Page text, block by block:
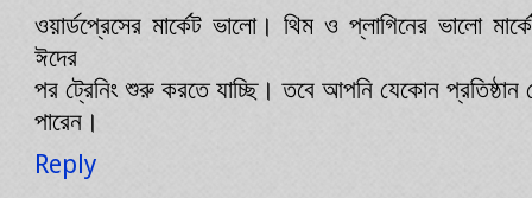
ওয়ার্ডপ্রেসের মার্কেট ভালো। থিম ও প্লাগিনের ভালো
ঈদের
পর ট্রেনিং শুরু করতে যাচ্ছি। তবে আপনি যেকোন প্রতিষ্ঠান
পারেন।
Reply